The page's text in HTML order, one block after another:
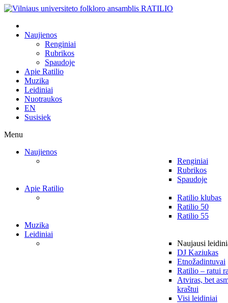
Naujienos
Renginiai
Rubrikos
Spaudoje
Apie Ratilio
Muzika
Leidiniai
Nuotraukos
EN
Susisiek
Menu
Naujienos
Renginiai
Rubrikos
Spaudoje
Apie Ratilio
Ratilio klubas
Ratilio 50
Ratilio 55
Muzika
Leidiniai
Naujausi
DJ Kaziukas
Etnožadintuvai
Ratilio – ratui
Atviras, bet
kraštui
Visi leidiniai